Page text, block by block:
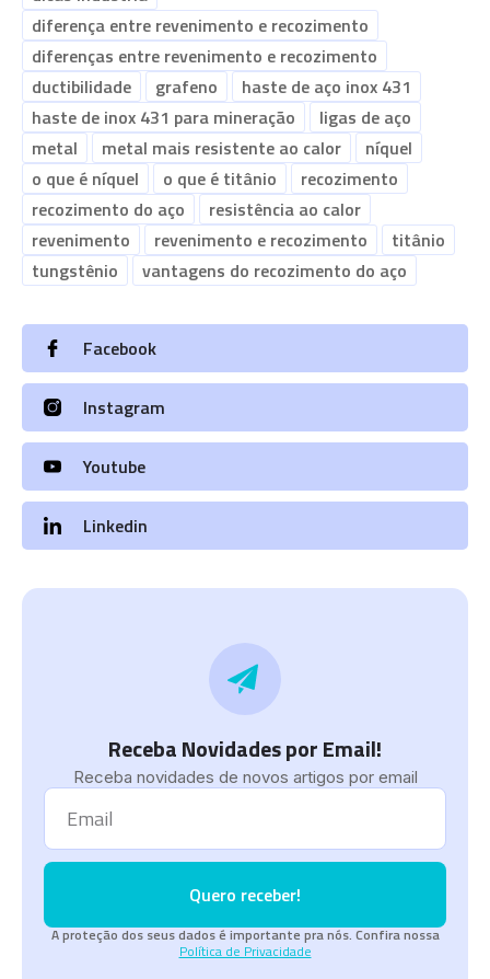
diferença entre revenimento e recozimento
diferenças entre revenimento e recozimento
ductibilidade
grafeno
haste de aço inox 431
haste de inox 431 para mineração
ligas de aço
metal
metal mais resistente ao calor
níquel
o que é níquel
o que é titânio
recozimento
recozimento do aço
resistência ao calor
revenimento
revenimento e recozimento
titânio
tungstênio
vantagens do recozimento do aço
Facebook
Instagram
Youtube
Linkedin
Receba Novidades por Email!
Receba novidades de novos artigos por email
Quero receber!
A proteção dos seus dados é importante pra nós. Confira nossa
Política de Privacidade